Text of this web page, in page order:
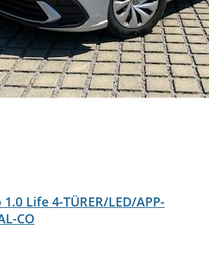
Life 4-TÜRER/LED/APP-
CO